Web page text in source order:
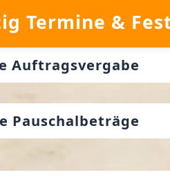
Termine &
Auftragsvergabe
Pauschalbeträge